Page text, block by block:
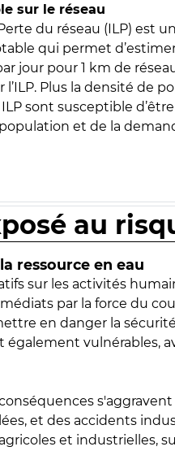
sur le réseau
du réseau (ILP) est
qui permet
jour pour 1 km de
Plus la densité de
sont susceptible
et de la
au
ressource en eau
sur les activités
par la force du
en danger la
vulnérables,
et des accidents
et industrielles,